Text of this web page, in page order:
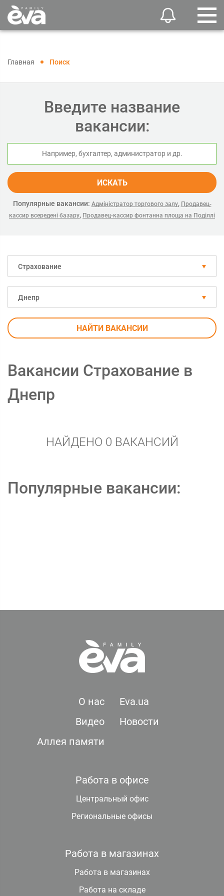
Главная Поиск
Введите название
вакансии:
ИСКАТЬ
Популярные вакансии: Адміністратор торгового залу, Продавец-
кассир всередені базару, Продавец-кассир фонтанна площа на Поділлі
Страхование
Днепр
НАЙТИ ВАКАНСИИ
Вакансии Страхование в
Днепр
НАЙДЕНО 0 ВАКАНСИЙ
Популярные вакансии:
О нас
Eva.ua
Видео
Новости
Аллея памяти
Работа в офисе
Центральный офис
Региональные офисы
Работа в магазинах
Работа в магазинах
Работа на складе